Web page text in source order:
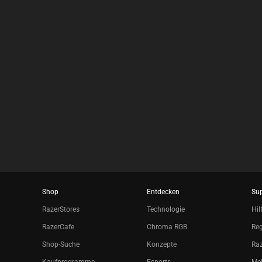
Shop
RazerStores
RazerCafe
Shop-Suche
Entdecken
Technologie
Chroma RGB
Konzepte